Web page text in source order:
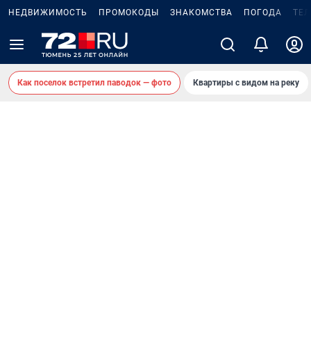
НЕДВИЖИМОСТЬ ПРОМОКОДЫ ЗНАКОМСТВА ПОГОДА
Как поселок встретил паводок — фото Квартиры с видом на реку